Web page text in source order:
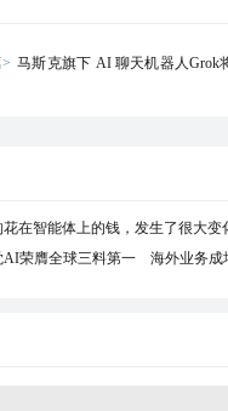
马斯克旗下 AI 聊天机器人Grok
在智能体上的钱，发生了很大变
AI荣膺全球三料第一 海外业务成